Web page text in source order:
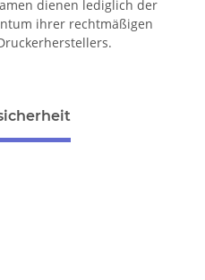
dienen lediglich der
ihrer rechtmäßigen